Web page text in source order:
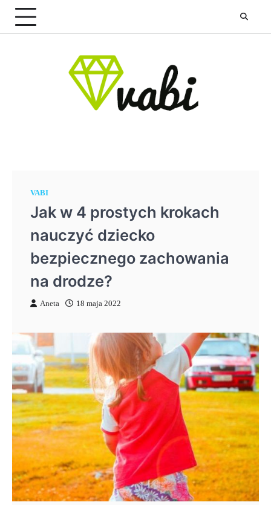
Skip
content
VABI
Jak w 4 prostych krokach
nauczyć dziecko
bezpiecznego zachowania
na drodze?
Aneta 18 maja 2022